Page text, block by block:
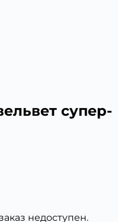
супер-
недоступен.